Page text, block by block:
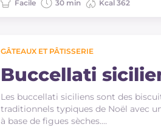
Facile 30 min Kcal 362
GÂTEAUX ET PÂTISSERIE
Buccellati
Les buccellati siciliens sont des
traditionnels typiques de Noël avec
à base de figues sèches.…